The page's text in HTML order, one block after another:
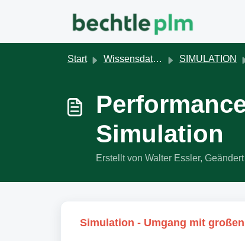
Start Wissensdatenbank SIMULATION
Simulation
Erstellt von Walter Essler,
Simulation - Umgang mit